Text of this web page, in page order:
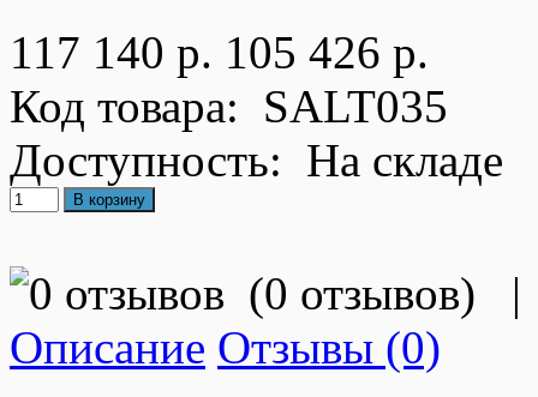
117 140 р. 105 426 р.
Код товара: SALT035
Доступность: На складе
(0 отзывов) |
Описание Отзывы (0)